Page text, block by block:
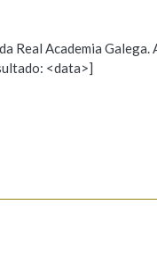
Propoño
Real Academia Galega.
<data>]